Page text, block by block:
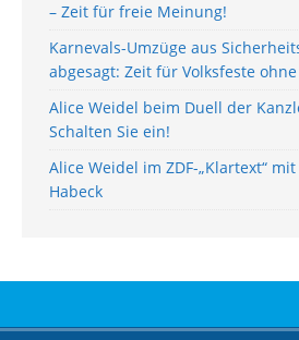
– Zeit für freie Meinung!
Karnevals-Umzüge aus
abgesagt: Zeit für Volksfeste
Alice Weidel beim Duell der
Schalten Sie ein!
Alice Weidel im ZDF-„Klartext“
Habeck